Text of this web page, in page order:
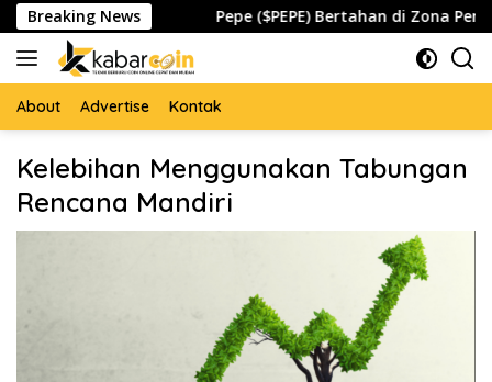
Skip
to
content
Breaking News
Waspada Pepe ($PEPE) Bertahan di Zona Penting,
About Advertise Kontak
Kelebihan Menggunakan Tabungan
Rencana Mandiri